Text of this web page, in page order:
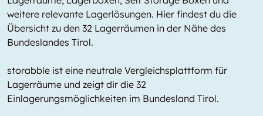
weitere relevante Lagerlösungen. Hier findest du die
Übersicht zu den 32 Lagerräumen in der Nähe des
Bundeslandes Tirol.
storabble ist eine neutrale Vergleichsplattform für
Lagerräume und zeigt dir die 32
Einlagerungsmöglichkeiten im Bundesland Tirol.